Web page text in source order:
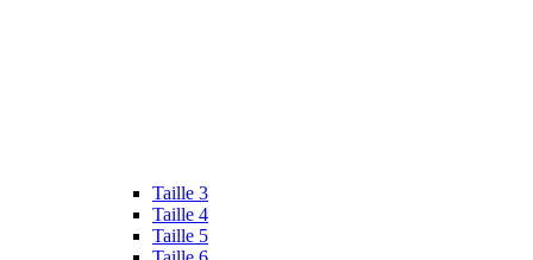
Taille 3
Taille 4
Taille 5